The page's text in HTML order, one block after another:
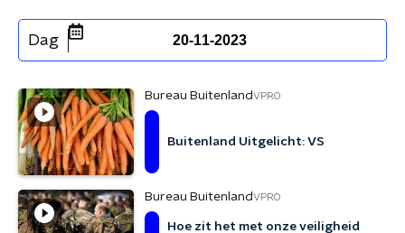
Dag 20-11-2023
Bureau BuitenlandVPRO
Buitenland Uitgelicht: VS
Bureau BuitenlandVPRO
Hoe zit het met onze veiligheid